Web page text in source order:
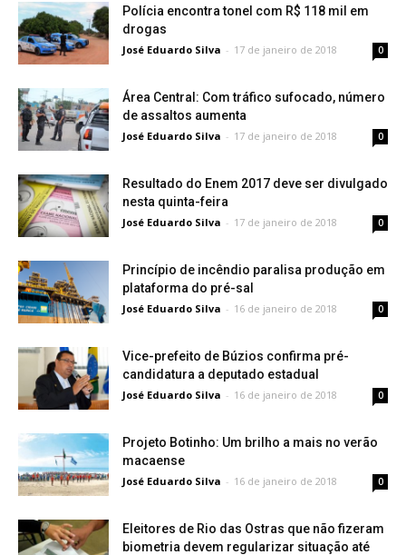
Polícia encontra tonel com R$ 118 mil em
drogas
José Eduardo Silva - 17 de janeiro de 2018 0
Área Central: Com tráfico sufocado, número
de assaltos aumenta
José Eduardo Silva - 17 de janeiro de 2018 0
Resultado do Enem 2017 deve ser divulgado
nesta quinta-feira
José Eduardo Silva - 17 de janeiro de 2018 0
Princípio de incêndio paralisa produção em
plataforma do pré-sal
José Eduardo Silva - 16 de janeiro de 2018 0
Vice-prefeito de Búzios confirma pré-
candidatura a deputado estadual
José Eduardo Silva - 16 de janeiro de 2018 0
Projeto Botinho: Um brilho a mais no verão
macaense
José Eduardo Silva - 16 de janeiro de 2018 0
Eleitores de Rio das Ostras que não fizeram
biometria devem regularizar situação até